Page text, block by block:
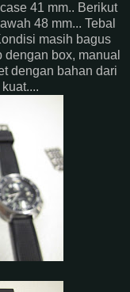
41 mm.. Berikut
48 mm... Tebal
masih bagus
box, manual
dengan bahan dari